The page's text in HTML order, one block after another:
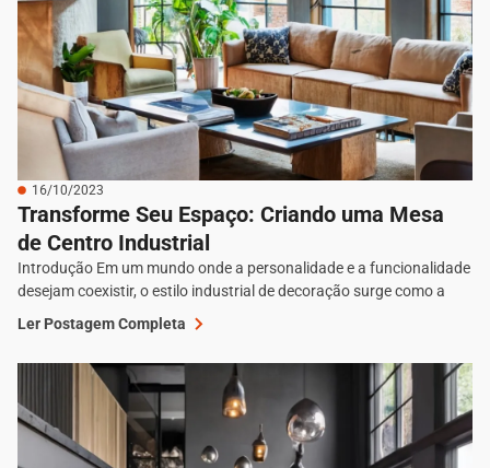
16/10/2023
Transforme Seu Espaço: Criando uma Mesa
de Centro Industrial
Introdução Em um mundo onde a personalidade e a funcionalidade
desejam coexistir, o estilo industrial de decoração surge como a
Ler Postagem Completa